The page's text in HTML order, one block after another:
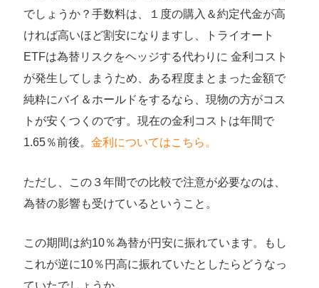
でしょうか？手数料は、１度の購入＆約定代金が高
ければ高いほど割安になりますし、トライオート
ETFは為替リスクをヘッジする代わりに 金利コスト
が発生してしまうため、ある程度まとまった金額で
純粋にバイ＆ホールドをするなら、現物の方がコス
トが安くつくのです。現在の金利コストは年間で
1.65％前後。 金利についてはこちら。
ただし、この３年間での比較で注意が必要なのは、
為替の影響も受けているということ。
この期間は約10％為替が円安に振れています。もし
これが逆に10％円高に振れていたとしたらどうなっ